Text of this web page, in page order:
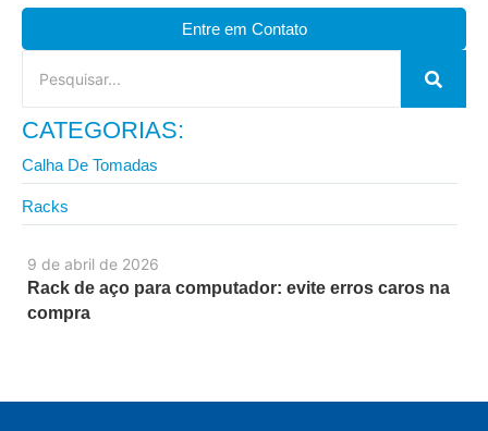
9 de abril de 2026
Rack de aço para computador: evite erros caros na
compra
Entre em Contato
CATEGORIAS:
Calha De Tomadas
Racks